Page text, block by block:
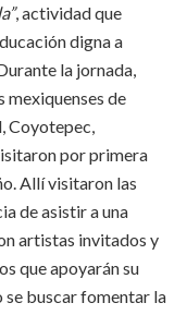
, actividad que
digna a
la jornada,
mexiquenses de
Coyotepec,
por primera
Allí visitaron las
de asistir a una
artistas invitados y
que apoyarán su
se buscar fomentar la